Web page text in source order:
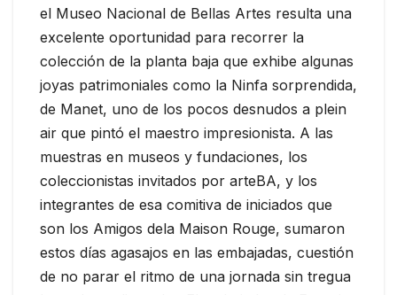
el Museo Nacional de Bellas Artes resulta una
excelente oportunidad para recorrer la
colección de la planta baja que exhibe algunas
joyas patrimoniales como la Ninfa sorprendida,
de Manet, uno de los pocos desnudos a plein
air que pintó el maestro impresionista. A las
muestras en museos y fundaciones, los
coleccionistas invitados por arteBA, y los
integrantes de esa comitiva de iniciados que
son los Amigos dela Maison Rouge, sumaron
estos días agasajos en las embajadas, cuestión
de no parar el ritmo de una jornada sin tregua